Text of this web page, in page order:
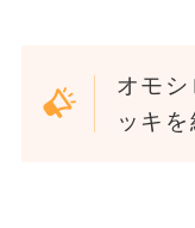
オモ
ッキを